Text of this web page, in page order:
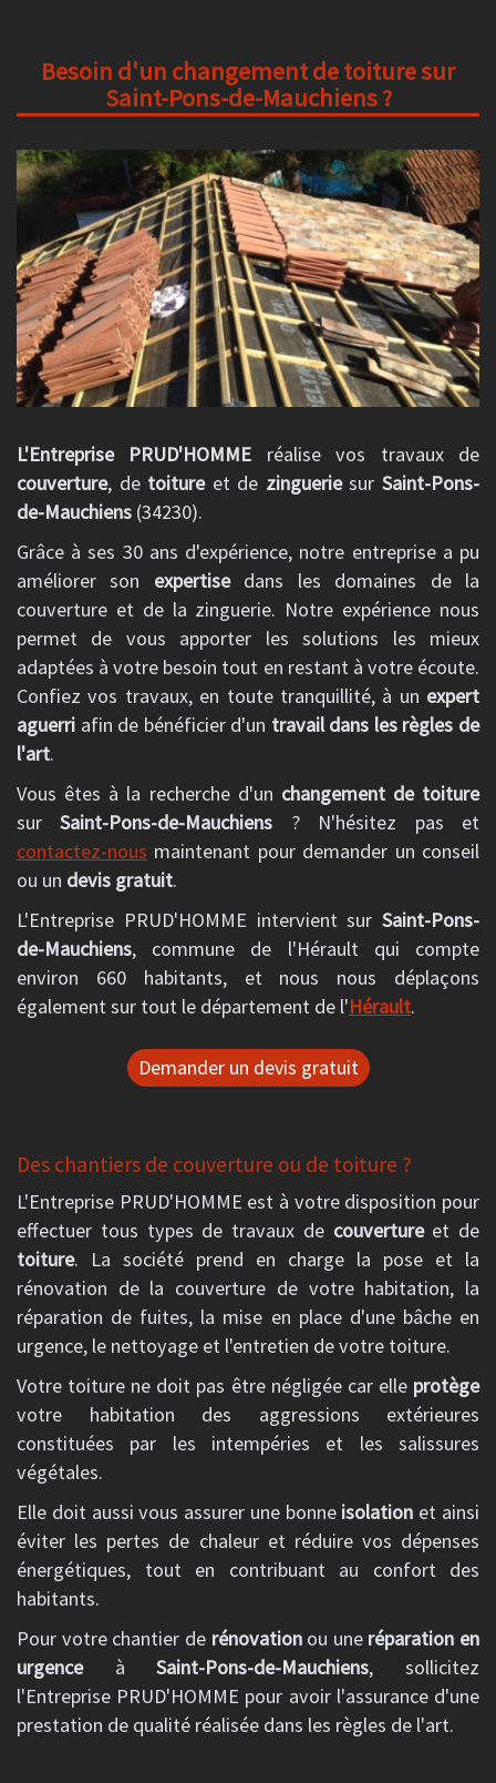
Besoin d'un changement de toiture sur
Saint-Pons-de-Mauchiens ?
L'Entreprise PRUD'HOMME réalise vos travaux de
couverture, de toitureet de zingueriesurSaint-Pons-
de-Mauchiens (34230).
Grâce à ses 30 ans d'expérience, notre entreprise a pu
améliorer son expertisedans les domaines de la
couverture et de la zinguerie. Notre expérience nous
permet de vous apporter les solutions les mieux
adaptées à votre besoin tout en restant à votre écoute.
Confiez vos travaux, en toute tranquillité, à un expert
aguerri afin de bénéficier d'un travail dans les règles de
l'art.
Vous êtes à la recherche d'un changement de toiture
surSaint-Pons-de-Mauchiens ? N'hésitez pas et
contactez-nous maintenant pour demander un conseil
ou un devis gratuit.
L'Entreprise PRUD'HOMME intervient sur Saint-Pons-
de-Mauchiens, commune de l'Hérault qui compte
environ 660 habitants, et nous nous déplaçons
également sur tout le département de l'Hérault.
Demander un devis gratuit
Des chantiers de couverture ou de toiture ?
L'Entreprise PRUD'HOMME est à votre disposition pour
effectuer tous types de travaux de couvertureet de
toiture. La société prend en charge la pose et la
rénovation de la couverture de votre habitation, la
réparation de fuites, la mise en place d'une bâche en
urgence, le nettoyage et l'entretien de votre toiture.
Votre toiture ne doit pas être négligée car elle protège
votre habitation des aggressions extérieures
constituées par les intempéries et les salissures
végétales.
Elle doit aussi vous assurer une bonne isolation et ainsi
éviter les pertes de chaleur et réduire vos dépenses
énergétiques, tout en contribuant au confort des
habitants.
Pour votre chantier de rénovationou une réparation en
urgenceàSaint-Pons-de-Mauchiens, sollicitez
l'Entreprise PRUD'HOMME pour avoir l'assurance d'une
prestation de qualité réalisée dans les règles de l'art.